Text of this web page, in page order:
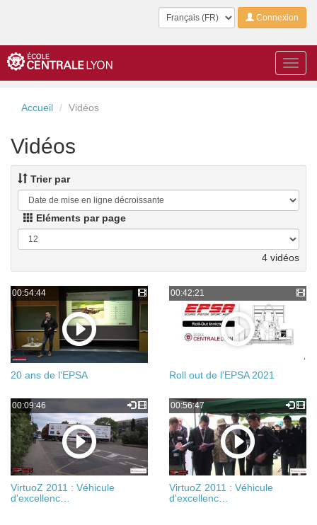
LangueConnexion
Accueil Vidéos
Vidéos
Trier par
Eléments par page
4 vidéos
00:54:44
20 ans de l'EPSA
00:42:21
Roll out de l'EPSA 2021
00:09:46
VirtuoZ 2011 : Véhicule
d'excellenc…
00:56:47
VirtuoZ 2011 : Véhicule
d'excellenc…